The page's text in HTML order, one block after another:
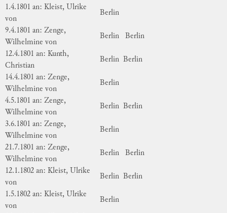
1.4.1801 an: Kleist, Ulrike
von
Berlin
9.4.1801 an: Zenge,
Wilhelmine von
Berlin Berlin
12.4.1801 an: Kunth,
Christian
Berlin Berlin
14.4.1801 an: Zenge,
Wilhelmine von
Berlin
4.5.1801 an: Zenge,
Wilhelmine von
Berlin Berlin
3.6.1801 an: Zenge,
Wilhelmine von
Berlin
21.7.1801 an: Zenge,
Wilhelmine von
Berlin Berlin
12.1.1802 an: Kleist, Ulrike
von
Berlin Berlin
1.5.1802 an: Kleist, Ulrike
von
Berlin